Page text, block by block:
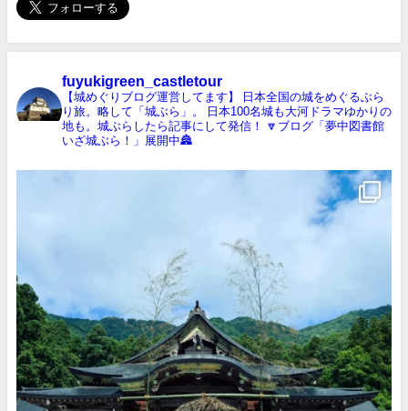
fuyukigreen_castletour
【城めぐりブログ運営してます】
日本全国の城をめぐるぶら
り旅。略して「城ぶら」。
日本100名城も大河ドラマゆかりの
地も。城ぶらしたら記事にして発信！
🔽ブログ「夢中図書館
いざ城ぶら！」展開中🏯